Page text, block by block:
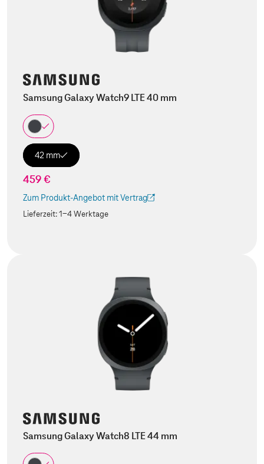
Samsung Galaxy Watch9 LTE 40 mm
42 mm
459 €
Zum Produkt-Angebot mit Vertrag
(Der Link wird in einem neuen Tab geöffnet)
Lieferzeit:1-4 Werktage
Samsung Galaxy Watch8 LTE 44 mm